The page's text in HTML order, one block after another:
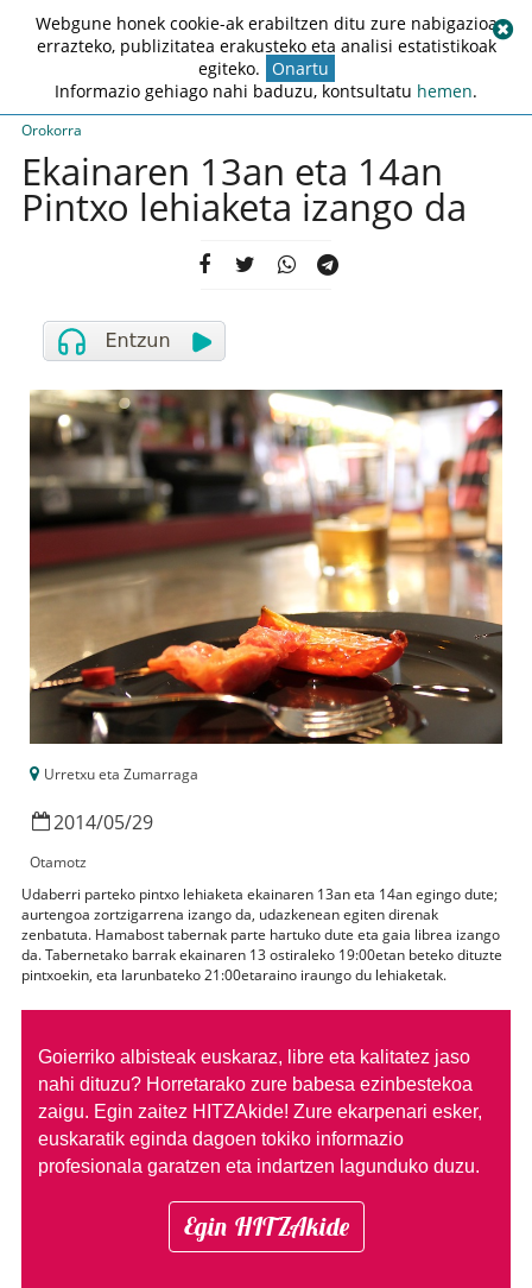
Orokorra
Ekainaren 13an eta 14an
Pintxo lehiaketa izango da
Urretxu eta Zumarraga
2014/05/29
Otamotz
Udaberri parteko pintxo lehiaketa ekainaren 13an eta 14an egingo dute;
aurtengoa zortzigarrena izango da, udazkenean egiten direnak
zenbatuta. Hamabost tabernak parte hartuko dute eta gaia librea izango
da. Tabernetako barrak ekainaren 13 ostiraleko 19:00etan beteko dituzte
pintxoekin, eta larunbateko 21:00etaraino iraungo du lehiaketak.
Goierriko albisteak euskaraz, libre eta kalitatez jaso
nahi dituzu? Horretarako zure babesa ezinbestekoa
zaigu. Egin zaitez HITZAkide! Zure ekarpenari esker,
euskaratik eginda dagoen tokiko informazio
profesionala garatzen eta indartzen lagunduko duzu.
Egin HITZAkide
Webgune honek cookie-ak erabiltzen ditu zure nabigazioa
errazteko, publizitatea erakusteko eta analisi estatistikoak
egiteko. Onartu
Informazio gehiago nahi baduzu, kontsultatu hemen.